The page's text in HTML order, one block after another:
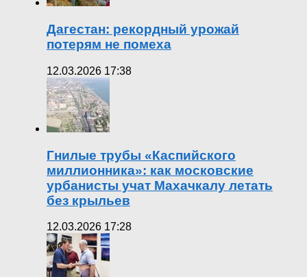
Дагестан: рекордный урожай
потерям не помеха
12.03.2026 17:38
Гнилые трубы «Каспийского
миллионника»: как московские
урбанисты учат Махачкалу летать
без крыльев
12.03.2026 17:28